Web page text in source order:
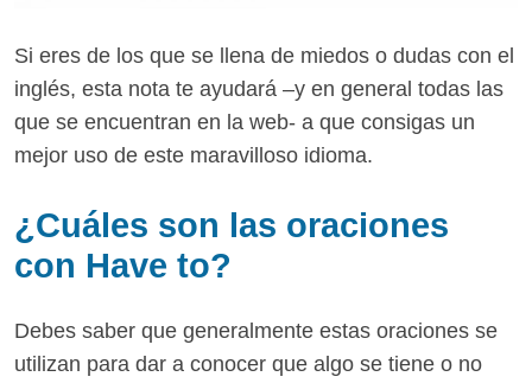
Si eres de los que se llena de miedos o dudas con el
inglés, esta nota te ayudará –y en general todas las
que se encuentran en la web- a que consigas un
mejor uso de este maravilloso idioma.
¿Cuáles son las oraciones
con Have to?
Debes saber que generalmente estas oraciones se
utilizan para dar a conocer que algo se tiene o no